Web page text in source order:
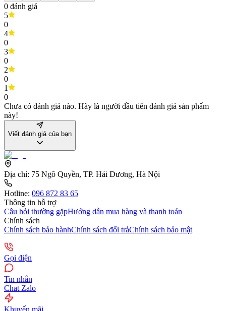
0 đánh giá
5
0
4
0
3
0
2
0
1
0
Chưa có đánh giá nào. Hãy là người đầu tiên đánh giá sản phẩm
này!
Viết đánh giá của bạn
Địa chỉ: 75 Ngô Quyền, TP. Hải Dương, Hà Nội
Hotline: 096 872 83 65
Thông tin hỗ trợ
Câu hỏi thường gặpHướng dẫn mua hàng và thanh toán
Chính sách
Chính sách bảo hànhChính sách đổi trảChính sách bảo mật
Gọi điện
Tin nhắn
Chat Zalo
Khuyến mãi